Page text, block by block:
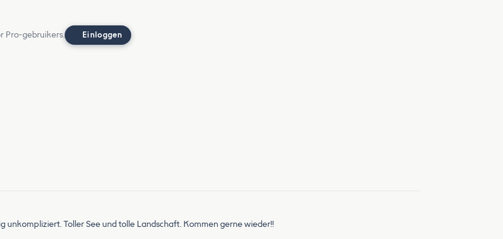
Pro-gebruikers. Einloggen
unkompliziert. Toller See und tolle Landschaft. Kommen gerne wieder!!